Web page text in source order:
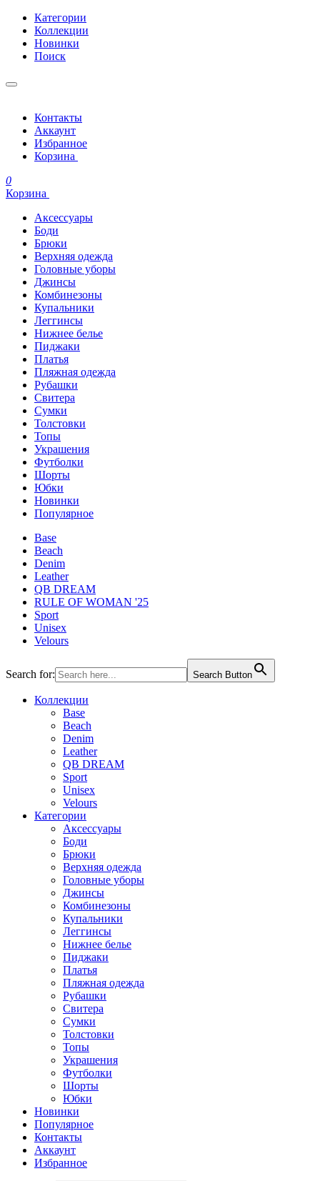
Категории
Коллекции
Новинки
Поиск
Контакты
Аккаунт
Избранное
Корзина
0
Корзина
Аксессуары
Боди
Брюки
Верхняя одежда
Головные уборы
Джинсы
Комбинезоны
Купальники
Леггинсы
Нижнее белье
Пиджаки
Платья
Пляжная одежда
Рубашки
Свитера
Сумки
Толстовки
Топы
Украшения
Футболки
Шорты
Юбки
Новинки
Популярное
Base
Beach
Denim
Leather
QB DREAM
RULE OF WOMAN '25
Sport
Unisex
Velours
Search for: Search Button
Коллекции
Base
Beach
Denim
Leather
QB DREAM
Sport
Unisex
Velours
Категории
Аксессуары
Боди
Брюки
Верхняя одежда
Головные уборы
Джинсы
Комбинезоны
Купальники
Леггинсы
Нижнее белье
Пиджаки
Платья
Пляжная одежда
Рубашки
Свитера
Сумки
Толстовки
Топы
Украшения
Футболки
Шорты
Юбки
Новинки
Популярное
Контакты
Аккаунт
Избранное